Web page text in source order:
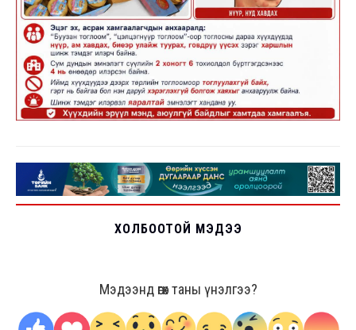
ХОЛБООТОЙ МЭДЭЭ
Мэдээнд өгөх таны үнэлгээ?